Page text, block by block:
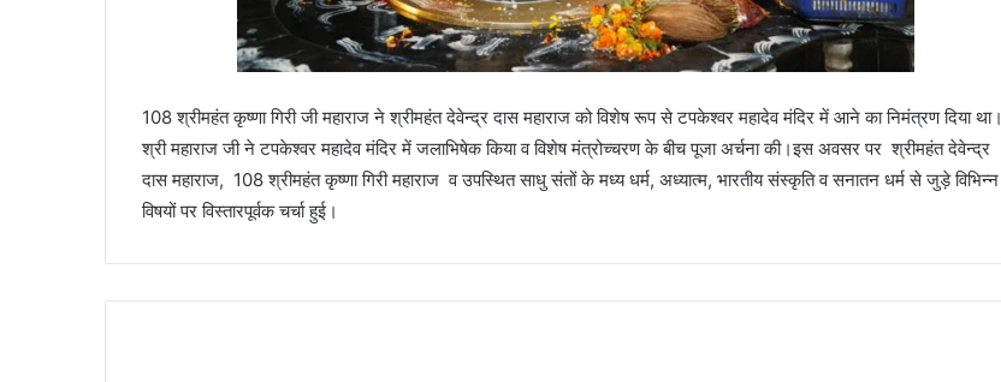
108 श्रीमहंत कृष्णा गिरी जी महाराज ने श्रीमहंत देवेन्द्र दास महाराज को विशेष रूप से टपकेश्वर महादेव मंदिर में आने का निमंत्रण दिया था।
श्री महाराज जी ने टपकेश्वर महादेव मंदिर में जलाभिषेक किया व विशेष मंत्रोच्चरण के बीच पूजा अर्चना की।इस अवसर पर श्रीमहंत देवेन्द्र
दास महाराज, 108 श्रीमहंत कृष्णा गिरी महाराज व उपस्थित साधु संतों के मध्य धर्म, अध्यात्म, भारतीय संस्कृति व सनातन धर्म से जुड़े विभिन्न
विषयों पर विस्तारपूर्वक चर्चा हुई।